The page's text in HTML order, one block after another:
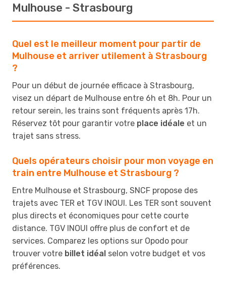
Mulhouse - Strasbourg
Quel est le meilleur moment pour partir de
Mulhouse et arriver utilement à Strasbourg
?
Pour un début de journée efficace à Strasbourg,
visez un départ de Mulhouse entre 6h et 8h. Pour un
retour serein, les trains sont fréquents après 17h.
Réservez tôt pour garantir votre place idéale et un
trajet sans stress.
Quels opérateurs choisir pour mon voyage en
train entre Mulhouse et Strasbourg ?
Entre Mulhouse et Strasbourg, SNCF propose des
trajets avec TER et TGV INOUI. Les TER sont souvent
plus directs et économiques pour cette courte
distance. TGV INOUI offre plus de confort et de
services. Comparez les options sur Opodo pour
trouver votre billet idéal selon votre budget et vos
préférences.